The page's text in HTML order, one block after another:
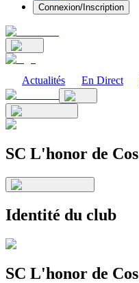
Connexion/Inscription
Actualités En Direct
SC L'honor de Cos
Identité du club
SC L'honor de Cos